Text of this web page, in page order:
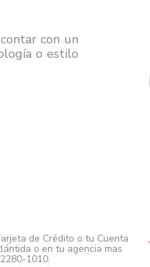
con un
o estilo
de Crédito o tu Cuenta
o en tu agencia mas
1010.